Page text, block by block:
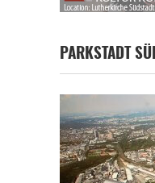
PARKSTADT